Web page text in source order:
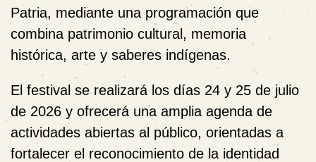
Patria, mediante una programación que
combina patrimonio cultural, memoria
histórica, arte y saberes indígenas.
El festival se realizará los días 24 y 25 de julio
de 2026 y ofrecerá una amplia agenda de
actividades abiertas al público, orientadas a
fortalecer el reconocimiento de la identidad